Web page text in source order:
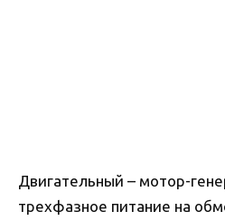
Двигательный – мотор-
трехфазное питание на